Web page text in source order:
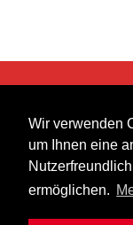
Wir verwenden
um Ihnen eine
ermöglichen.
heer musik ag
Lättenstrasse 35
8952 Schlieren